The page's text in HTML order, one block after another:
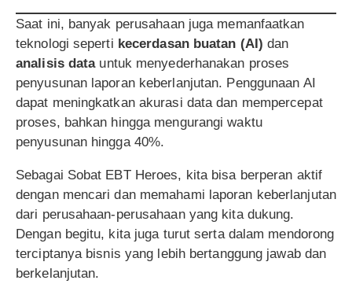
Saat ini, banyak perusahaan juga memanfaatkan
teknologi seperti kecerdasan buatan (AI) dan
analisis datauntuk menyederhanakan proses
penyusunan laporan keberlanjutan. Penggunaan AI
dapat meningkatkan akurasi data dan mempercepat
proses, bahkan hingga mengurangi waktu
penyusunan hingga 40%.
Sebagai Sobat EBT Heroes, kita bisa berperan aktif
dengan mencari dan memahami laporan keberlanjutan
dari perusahaan-perusahaan yang kita dukung.
Dengan begitu, kita juga turut serta dalam mendorong
terciptanya bisnis yang lebih bertanggung jawab dan
berkelanjutan.